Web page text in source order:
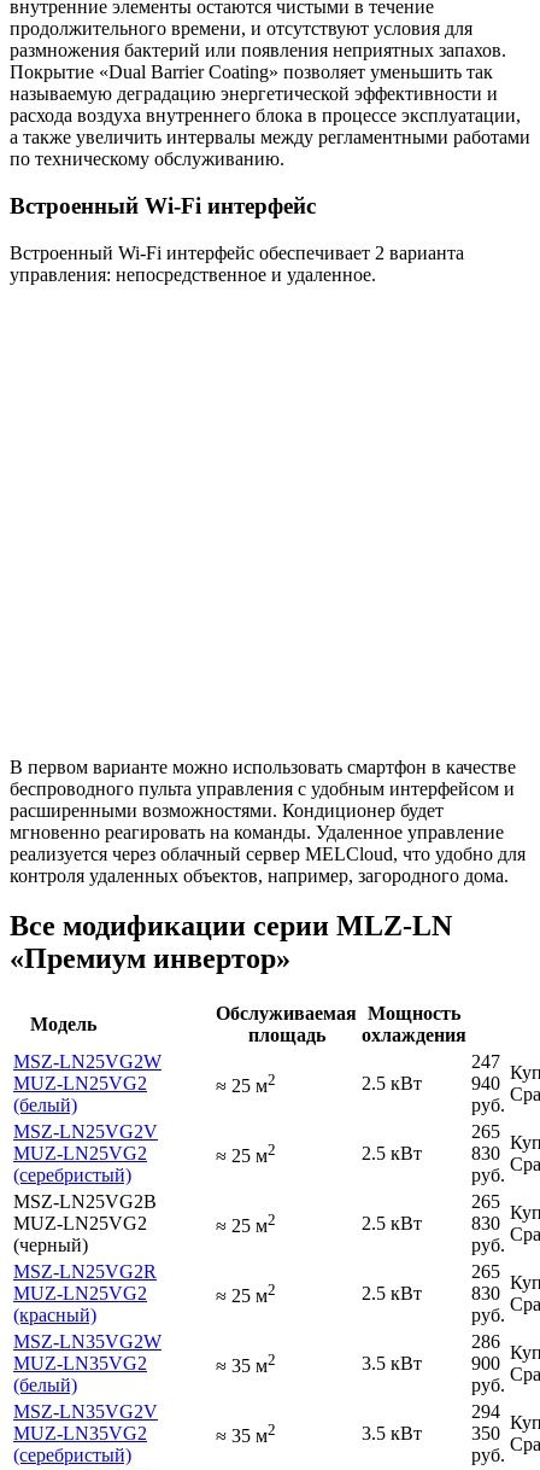
внутренние элементы остаются чистыми в течение
продолжительного времени, и отсутствуют условия для
размножения бактерий или появления неприятных запахов.
Покрытие «Dual Barrier Coating» позволяет уменьшить так
называемую деградацию энергетической эффективности и
расхода воздуха внутреннего блока в процессе эксплуатации,
а также увеличить интервалы между регламентными работами
по техническому обслуживанию.
Встроенный Wi-Fi интерфейс
Встроенный Wi-Fi интерфейс обеспечивает 2 варианта
управления: непосредственное и удаленное.
В первом варианте можно использовать смартфон в качестве
беспроводного пульта управления с удобным интерфейсом и
расширенными возможностями. Кондиционер будет
мгновенно реагировать на команды. Удаленное управление
реализуется через облачный сервер MELCloud, что удобно для
контроля удаленных объектов, например, загородного дома.
Все модификации серии MLZ-LN
«Премиум инвертор»
Модель
Обслуживаемая
площадь
Мощность
охлаждения
MSZ-LN25VG2W
MUZ-LN25VG2
(белый)
≈ 25 м2 2.5 кВт
247
940
руб.
MSZ-LN25VG2V
MUZ-LN25VG2
(серебристый)
≈ 25 м2 2.5 кВт
265
830
руб.
MSZ-LN25VG2B
MUZ-LN25VG2
(черный)
≈ 25 м2 2.5 кВт
265
830
руб.
MSZ-LN25VG2R
MUZ-LN25VG2
(красный)
≈ 25 м2 2.5 кВт
265
830
руб.
MSZ-LN35VG2W
MUZ-LN35VG2
(белый)
≈ 35 м2 3.5 кВт
286
900
руб.
MSZ-LN35VG2V
MUZ-LN35VG2
(серебристый)
≈ 35 м2 3.5 кВт
294
350
руб.